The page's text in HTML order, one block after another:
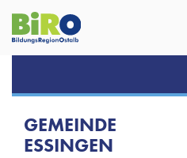
GEMEINDE
ESSINGEN